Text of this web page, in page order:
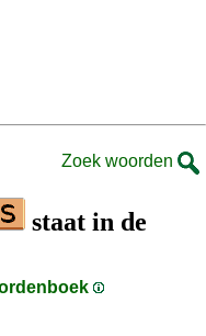
Zoek woorden
staat in de